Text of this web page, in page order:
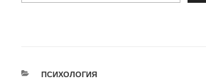
РУБРИКИ
ПСИХОЛОГИЯ